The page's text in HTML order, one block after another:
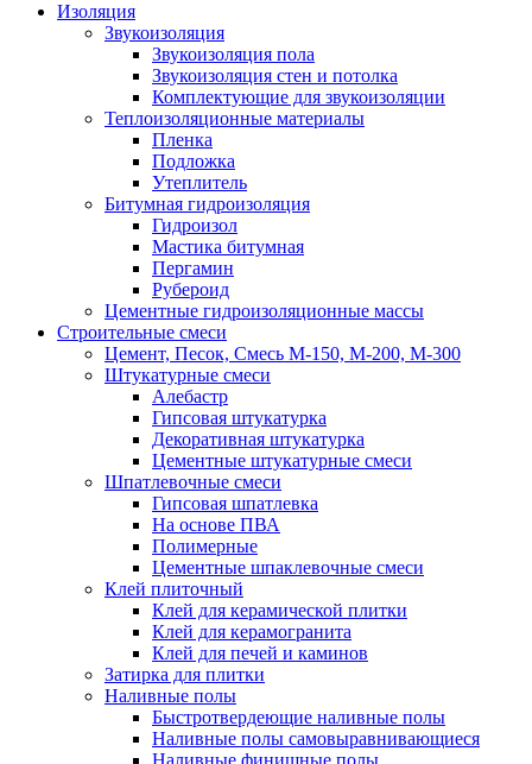
Изоляция
Звукоизоляция
Звукоизоляция пола
Звукоизоляция стен и потолка
Комплектующие для звукоизоляции
Теплоизоляционные материалы
Пленка
Подложка
Утеплитель
Битумная гидроизоляция
Гидроизол
Мастика битумная
Пергамин
Рубероид
Цементные гидроизоляционные массы
Строительные смеси
Цемент, Песок, Смесь М-150, М-200, М-300
Штукатурные смеси
Алебастр
Гипсовая штукатурка
Декоративная штукатурка
Цементные штукатурные смеси
Шпатлевочные смеси
Гипсовая шпатлевка
На основе ПВА
Полимерные
Цементные шпаклевочные смеси
Клей плиточный
Клей для керамической плитки
Клей для керамогранита
Клей для печей и каминов
Затирка для плитки
Наливные полы
Быстротвердеющие наливные полы
Наливные полы самовыравнивающиеся
Наливные финишные полы